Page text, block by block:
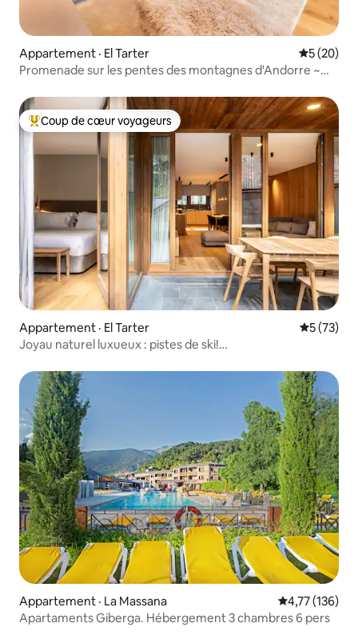
Appartement · El Tarter Note
5 (20)
Promenade sur les pentes des montagnes d'Andorre ~
Coup de cœur voyageurs parmi les plus aimés
Coup de cœur voyageurs
Appartement · El Tarter Note
5 (73)
Joyau naturel luxueux : pistes de ski!
Appartement · La Massana Note
4,77 (136)
Apartaments Giberga. Hébergement 3 chambres 6 pers